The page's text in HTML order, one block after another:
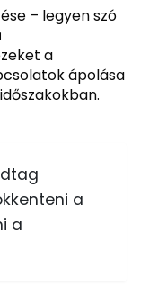
– legyen szó
a
ápolása
a
a